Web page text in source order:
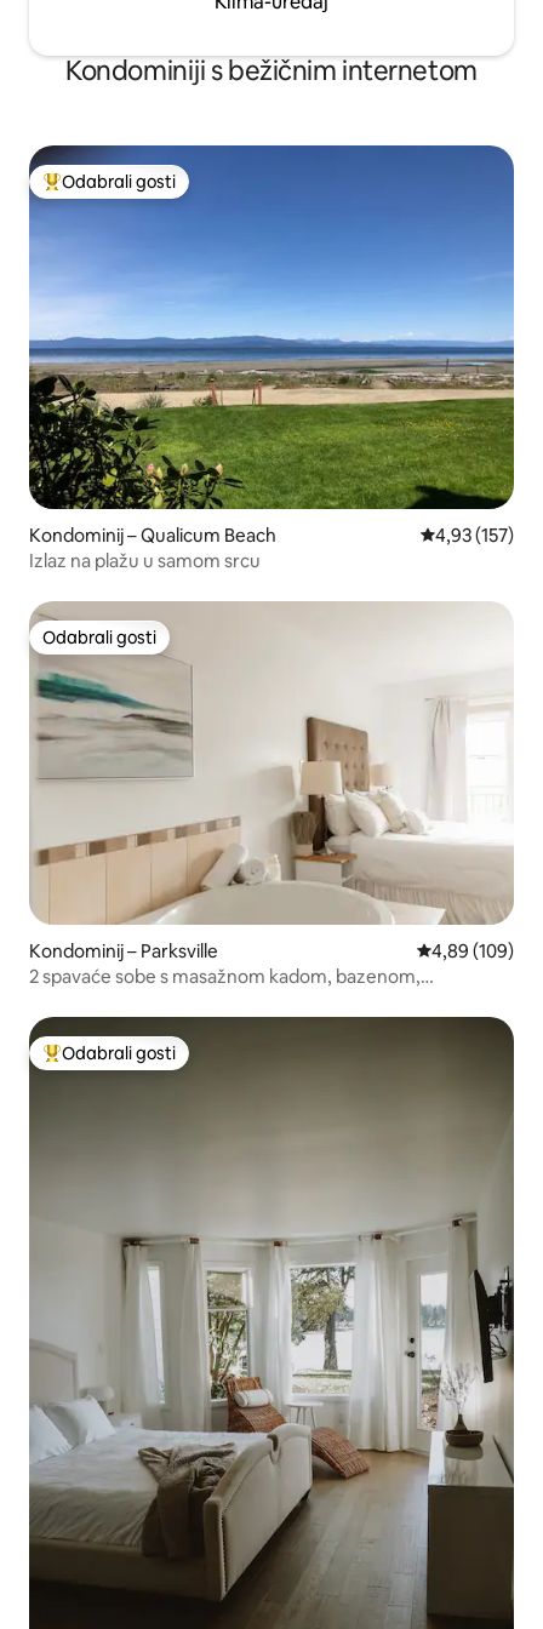
Kondominiji s bežičnim internetom
Među najviše rangiranima s oznakom „Odabrali gosti”
Odabrali gosti
Kondominij – Qualicum Beach Prosječna
4,93 (157)
Izlaz na plažu u samom srcu
Odabrali gosti
Odabrali gosti
Kondominij – Parksville Prosječna
4,89 (109)
2 spavaće sobe s masažnom kadom, bazenom,
Među najviše rangiranima s oznakom „Odabrali gosti”
Odabrali gosti